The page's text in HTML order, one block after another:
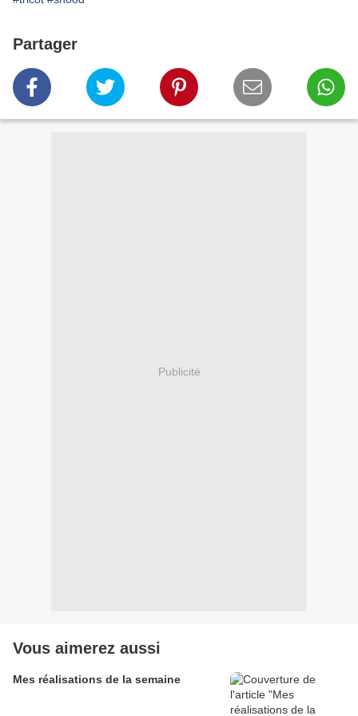
Partager
Publicité
Vous aimerez aussi
Mes réalisations de la semaine